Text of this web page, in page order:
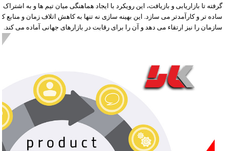
گرفته تا بازاریابی و بازیافت، این رویکرد با ایجاد هماهنگی میان تیم ها و به
ساده تر و کارآمدتر می سازد. این بهینه سازی نه تنها به کاهش اتلاف زمان و
سازمان را نیز ارتقاء می دهد و آن را برای رقابت در بازارهای جهانی آماده می کند.